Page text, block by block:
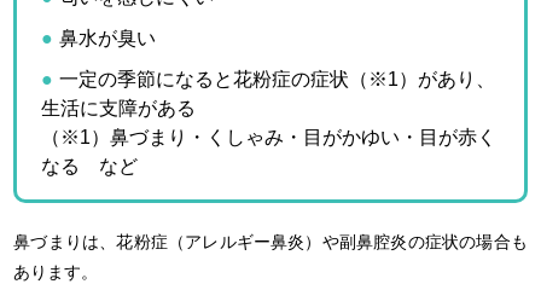
鼻水が臭い
一定の季節になると花粉症の症状（※1）があり、
生活に支障がある
（※1）鼻づまり・くしゃみ・目がかゆい・目が赤く
なる など
鼻づまりは、花粉症（アレルギー鼻炎）や副鼻腔炎の症状の場合も
あります。